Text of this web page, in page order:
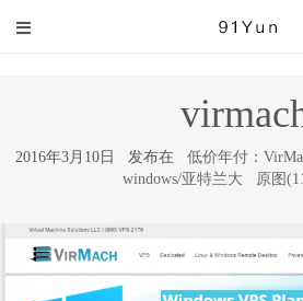
2016年3月10日 发布在 低价年付：
windows/亚特兰大
原图